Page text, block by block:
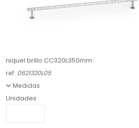
niquel brillo CC320L350mm:
ref: 0621320L05
Medidas
Unidades